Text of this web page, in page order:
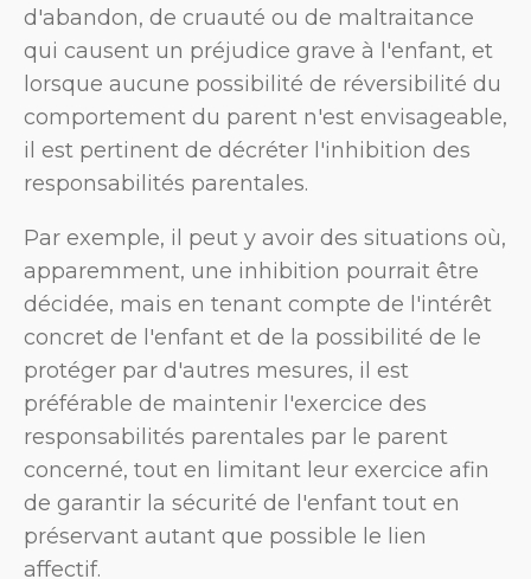
d'abandon, de cruauté ou de maltraitance
qui causent un préjudice grave à l'enfant, et
lorsque aucune possibilité de réversibilité du
comportement du parent n'est envisageable,
il est pertinent de décréter l'inhibition des
responsabilités parentales.
Par exemple, il peut y avoir des situations où,
apparemment, une inhibition pourrait être
décidée, mais en tenant compte de l'intérêt
concret de l'enfant et de la possibilité de le
protéger par d'autres mesures, il est
préférable de maintenir l'exercice des
responsabilités parentales par le parent
concerné, tout en limitant leur exercice afin
de garantir la sécurité de l'enfant tout en
préservant autant que possible le lien
affectif.